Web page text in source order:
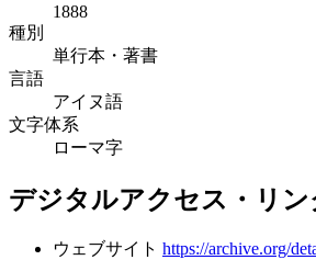
1888
種別
単行本・著書
言語
アイヌ語
文字体系
ローマ字
デジタルアクセス・リン
ウェブサイト https://archive.org/